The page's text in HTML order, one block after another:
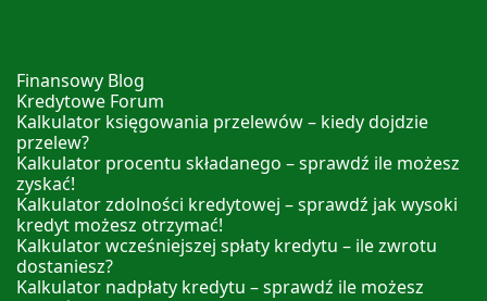
Finansowy Blog
Kredytowe Forum
Kalkulator księgowania przelewów – kiedy dojdzie
przelew?
Kalkulator procentu składanego – sprawdź ile możesz
zyskać!
Kalkulator zdolności kredytowej – sprawdź jak wysoki
kredyt możesz otrzymać!
Kalkulator wcześniejszej spłaty kredytu – ile zwrotu
dostaniesz?
Kalkulator nadpłaty kredytu – sprawdź ile możesz